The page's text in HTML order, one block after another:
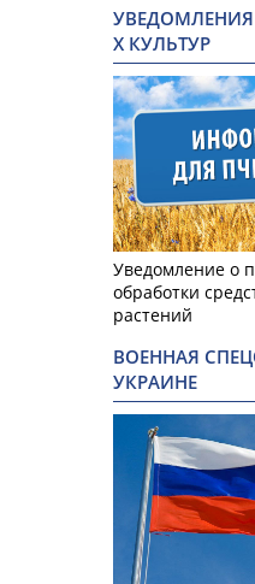
УВЕДОМЛЕНИЯ
Х КУЛЬТУР
Уведомление о
обработки
растений
ВОЕННАЯ
УКРАИНЕ